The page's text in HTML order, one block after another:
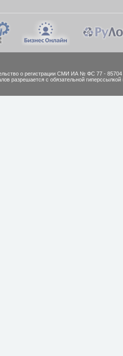
о регистрации СМИ ИА № ФС 77 - 85704
разрешается с обязательной гиперссылкой